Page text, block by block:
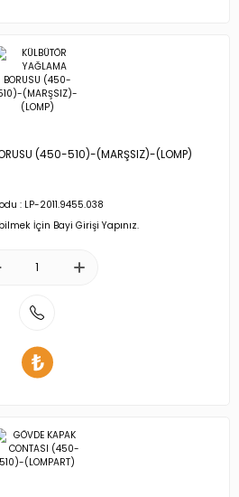
(450-510)-(MARŞSIZ)-(LOMP)
: LP-2011.9455.038
İçin Bayi Girişi Yapınız.